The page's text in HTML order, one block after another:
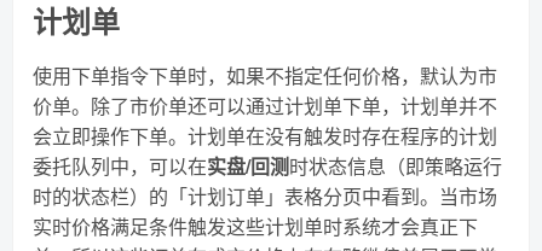
计划单
使用下单指令下单时，如果不指定任何价格，默认为市
价单。除了市价单还可以通过计划单下单，计划单并不
会立即操作下单。计划单在没有触发时存在程序的计划
委托队列中，可以在实盘/回测时状态信息（即策略运行
时的状态栏）的「计划订单」表格分页中看到。当市场
实时价格满足条件触发这些计划单时系统才会真正下